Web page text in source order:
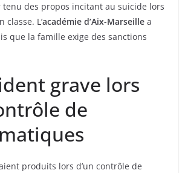
tenu des propos incitant au suicide lors
classe. L’académie d’Aix-Marseille a
que la famille exige des sanctions
grave lors
de
produits lors d’un contrôle de